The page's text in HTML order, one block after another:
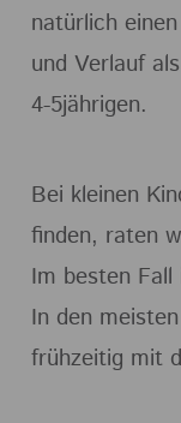
natürlich
und Verlauf
4-5jährigen.
Bei kleinen
finden, raten
Im besten
In den
frühzeitig mit